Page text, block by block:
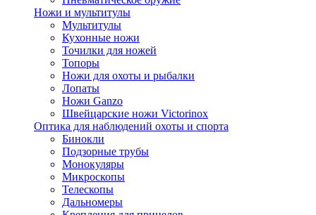
Ножи и мультитулы
Мультитулы
Кухонные ножи
Точилки для ножей
Топоры
Ножи для охоты и рыбалки
Лопаты
Ножи Ganzo
Швейцарские ножи Victorinox
Оптика для наблюдений охоты и спорта
Бинокли
Подзорные трубы
Монокуляры
Микроскопы
Телескопы
Дальномеры